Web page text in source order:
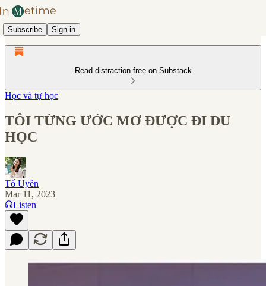
Subscribe Sign in
Read distraction-free on Substack
Học và tự học
TÔI TỪNG ƯỚC MƠ ĐƯỢC ĐI DU
HỌC
Tố Uyên
Mar 11, 2023
Listen